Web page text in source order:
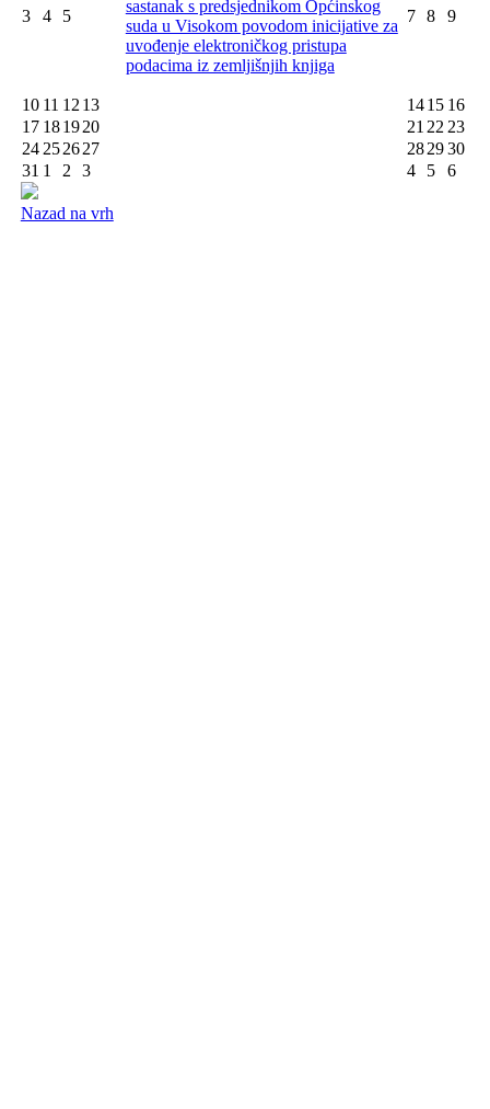
3 4 5
sastanak s predsjednikom Općinskog
suda u Visokom povodom inicijative za
uvođenje elektroničkog pristupa
podacima iz zemljišnjih knjiga
7 8 9
10 11 1213 1415 16
17 181920 212223
24252627 282930
31 1 2 3 4 5 6
Nazad na vrh